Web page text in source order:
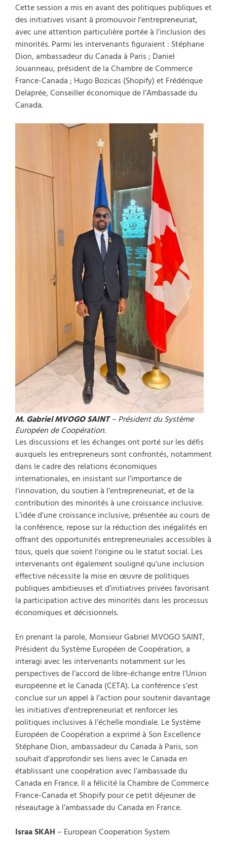
Cette session a mis en avant des politiques publiques et
des initiatives visant à promouvoir l’entrepreneuriat,
avec une attention particulière portée à l’inclusion des
minorités. Parmi les intervenants figuraient : Stéphane
Dion, ambassadeur du Canada à Paris ; Daniel
Jouanneau, président de la Chambre de Commerce
France-Canada ; Hugo Bozicas (Shopify) et Frédérique
Delaprée, Conseiller économique de l’Ambassade du
Canada.
M. Gabriel MVOGO SAINT– Président du Système
Européen de Coopération.
Les discussions et les échanges ont porté sur les défis
auxquels les entrepreneurs sont confrontés, notamment
dans le cadre des relations économiques
internationales, en insistant sur l’importance de
l’innovation, du soutien à l’entrepreneuriat, et de la
contribution des minorités à une croissance inclusive.
L’idée d’une croissance inclusive, présentée au cours de
la conférence, repose sur la réduction des inégalités en
offrant des opportunités entrepreneuriales accessibles à
tous, quels que soient l’origine ou le statut social. Les
intervenants ont également souligné qu’une inclusion
effective nécessite la mise en œuvre de politiques
publiques ambitieuses et d’initiatives privées favorisant
la participation active des minorités dans les processus
économiques et décisionnels.
En prenant la parole, Monsieur Gabriel MVOGO SAINT,
Président du Système Européen de Coopération, a
interagi avec les intervenants notamment sur les
perspectives de l’accord de libre-échange entre l’Union
européenne et le Canada (CETA). La conférence s’est
conclue sur un appel à l’action pour soutenir davantage
les initiatives d’entrepreneuriat et renforcer les
politiques inclusives à l’échelle mondiale. Le Système
Européen de Coopération a exprimé à Son Excellence
Stéphane Dion, ambassadeur du Canada à Paris, son
souhait d’approfondir ses liens avec le Canada en
établissant une coopération avec l’ambassade du
Canada en France. Il a félicité la Chambre de Commerce
France-Canada et Shopify pour ce petit déjeuner de
réseautage à l’ambassade du Canada en France.
Israa SKAH – European Cooperation System